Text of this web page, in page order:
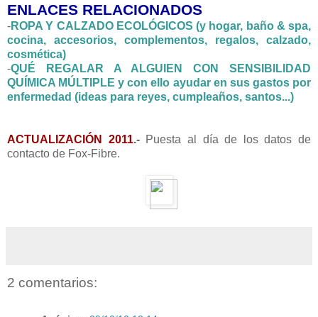
ENLACES RELACIONADOS
-ROPA Y CALZADO ECOLÓGICOS (y hogar, baño & spa,
cocina, accesorios, complementos, regalos, calzado,
cosmética)
-QUÉ REGALAR A ALGUIEN CON SENSIBILIDAD
QUÍMICA MÚLTIPLE y con ello ayudar en sus gastos por
enfermedad (ideas para reyes, cumpleaños, santos...)
ACTUALIZACIÓN 2011.-Puesta al día de los datos de
contacto de Fox-Fibre.
2 comentarios: